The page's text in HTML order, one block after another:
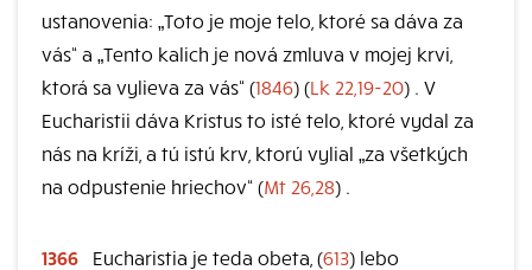
ustanovenia: „Toto je moje telo, ktoré sa dáva za
vás“ a „Tento kalich je nová zmluva v mojej krvi,
ktorá sa vylieva za vás“ (1846) (Lk 22,19-20) . V
Eucharistii dáva Kristus to isté telo, ktoré vydal za
nás na kríži, a tú istú krv, ktorú vylial „za všetkých
na odpustenie hriechov“ (Mt 26,28) .
1366 Eucharistia je teda obeta, (613) lebo